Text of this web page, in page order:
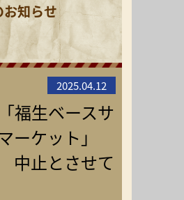
知らせ
2025.04.12
福生ベースサ
ーケット」
中止とさせて